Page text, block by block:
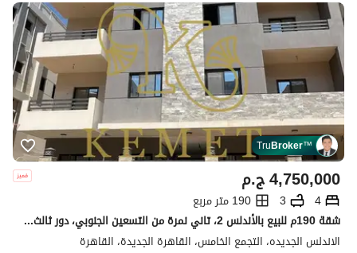
TruBroker™
ج.م4,750,000
4
3
190 متر مربع
شقة 190م للبيع بالأندلس 2، تاني نمرة من التسعين الجنوبي، دور ثالث، 4 غرف و3 حمام. نص تشطيب، استلام فوري، أسانسير وعداد. شامل الجراج وحصة الأرض.
الاندلس الجديده، التجمع الخامس، القاهرة الجديدة، القاهرة